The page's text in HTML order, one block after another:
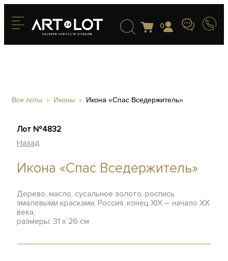
0
Все лоты Иконы Икона «Спас Вседержитель»
Лот №4832
Назад
Икона «Спас Вседержитель»
Дерево, масло, сусальное золото, роспись
эмалевыми красками, Россия, конец XIX – начало XX
века,
размеры: 31 х 26 см